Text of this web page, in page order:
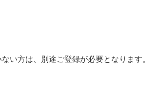
い方は、別途ご登録が必要となります。